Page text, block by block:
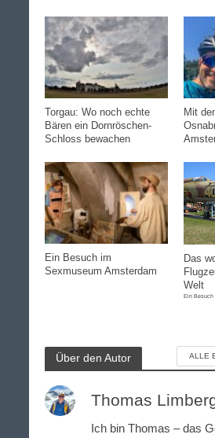
Torgau: Wo noch echte
Bären ein Dornröschen-
Schloss bewachen
Mit
Ein Besuch im
Sexmuseum Amsterdam
Das
Welt
Ein Besuch
Über den Autor ALLE
Thomas
Ich bin Thomas – das